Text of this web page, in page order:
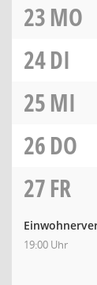
23MO
24DI
25MI
26DO
27FR
19:00 Uhr